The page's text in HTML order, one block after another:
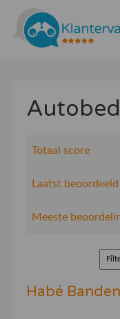
Tarieven
Inloggen
Totaal score
Laatst beoordeeld
Meeste
Habé